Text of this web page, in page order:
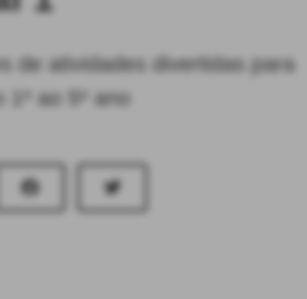
de atividades divertidas para
ao 5º ano